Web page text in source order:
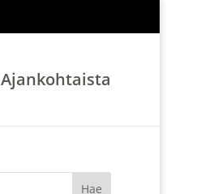
Ajankohtaista